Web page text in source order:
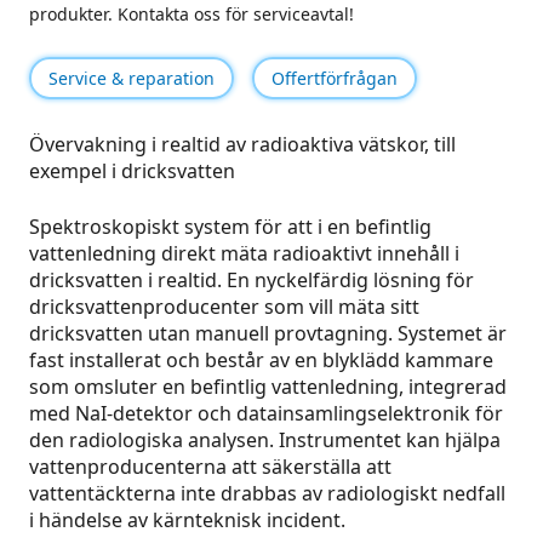
produkter. Kontakta oss för serviceavtal!
Service & reparation Offertförfrågan
Övervakning i realtid av radioaktiva vätskor, till
exempel i dricksvatten
Spektroskopiskt system för att i en befintlig
vattenledning direkt mäta radioaktivt innehåll i
dricksvatten i realtid. En nyckelfärdig lösning för
dricksvattenproducenter som vill mäta sitt
dricksvatten utan manuell provtagning. Systemet är
fast installerat och består av en blyklädd kammare
som omsluter en befintlig vattenledning, integrerad
med NaI-detektor och datainsamlingselektronik för
den radiologiska analysen. Instrumentet kan hjälpa
vattenproducenterna att säkerställa att
vattentäckterna inte drabbas av radiologiskt nedfall
i händelse av kärnteknisk incident.